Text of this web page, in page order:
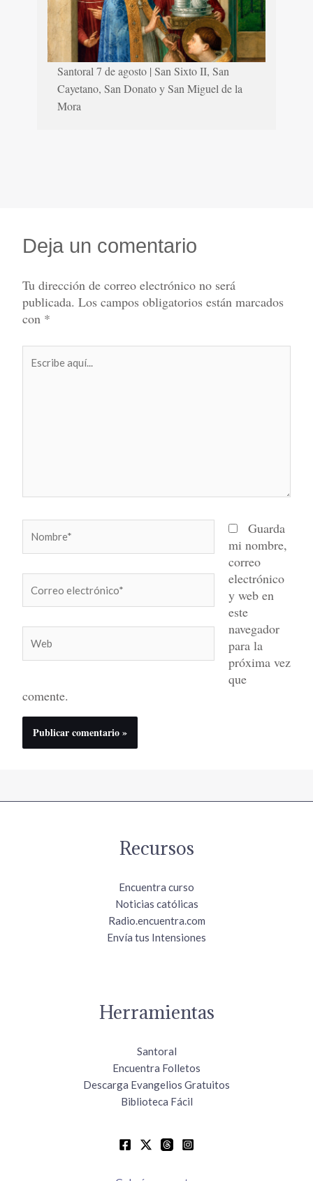
Santoral 7 de agosto | San Sixto II, San
Cayetano, San Donato y San Miguel de la
Mora
Deja un comentario
Tu dirección de correo electrónico no será
publicada. Los campos obligatorios están marcados
con *
aquí...
electrónico*
Guarda
mi nombre,
correo
electrónico
y web en
este
navegador
para la
próxima vez
que
comente.
Recursos
Encuentra curso
Noticias católicas
Radio.encuentra.com
Envía tus Intensiones
Herramientas
Santoral
Encuentra Folletos
Descarga Evangelios Gratuitos
Biblioteca Fácil